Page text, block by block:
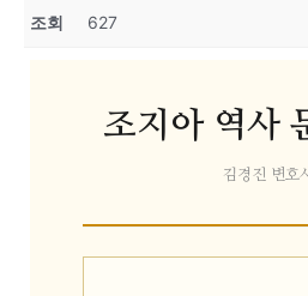
조회 627
조지아 역사
김경진 변호